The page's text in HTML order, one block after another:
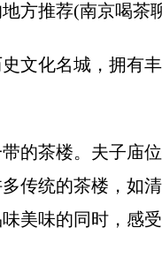
方推荐(南京喝茶
文化名城，拥有
的茶楼。夫子庙
传统的茶楼，如
美味的同时，感